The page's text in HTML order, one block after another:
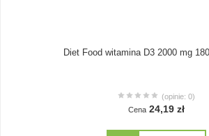
Diet Food witamina D3 2000 mg
(opinie: 0)
Cena 24,19 zł